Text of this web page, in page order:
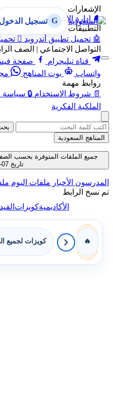
الإشعارات
🔔 إدارة الإشعارات
التطبيقات
🤖 تحميل تطبيق أندرويد 
التواصل الاجتماعي | الصف
قناة تيليجرام
صفحة
واتساب
بوت المناهج
روابط مهمة
📄 شروط الاستخدام 🔒 سياسة
الملكية الفكرية
G تسجيل الدخول
المناهج السعودية
جميع الملفات المتوفرة بحسب الصف
تاريخ 07-08-2026
المدرسون الأخبار ملفات اليوم
تم نسخ الرابط
الأكاديميةكويزات
🔥 كويزات لجميع